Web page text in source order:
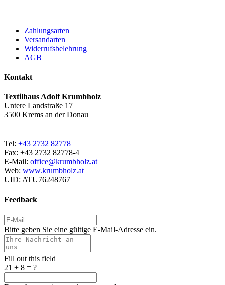
Zahlungsarten
Versandarten
Widerrufsbelehrung
AGB
Kontakt
Textilhaus Adolf Krumbholz
Untere Landstraße 17
3500 Krems an der Donau
Tel: +43 2732 82778
Fax: +43 2732 82778-4
E-Mail: office@krumbholz.at
Web: www.krumbholz.at
UID: ATU76248767
Feedback
Bitte geben Sie eine gültige E-Mail-Adresse ein.
Fill out this field
21 + 8 = ?